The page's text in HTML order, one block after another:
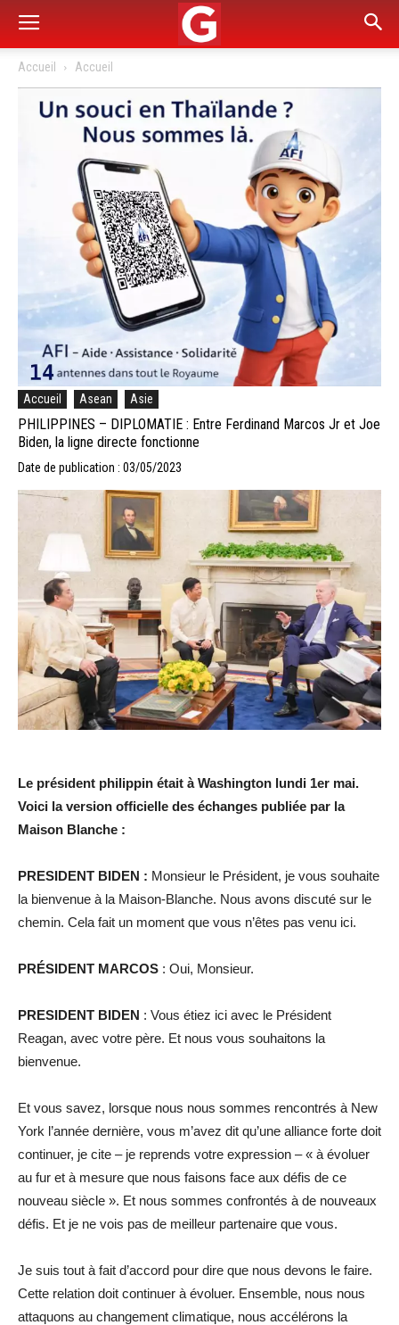
Accueil Accueil
Accueil Asean Asie
PHILIPPINES – DIPLOMATIE : Entre Ferdinand Marcos Jr et Joe
Biden, la ligne directe fonctionne
Date de publication : 03/05/2023
Le président philippin était à Washington lundi 1er mai.
Voici la version officielle des échanges publiée par la
Maison Blanche :
PRESIDENT BIDEN : Monsieur le Président, je vous souhaite
la bienvenue à la Maison-Blanche. Nous avons discuté sur le
chemin. Cela fait un moment que vous n’êtes pas venu ici.
PRÉSIDENT MARCOS : Oui, Monsieur.
PRESIDENT BIDEN : Vous étiez ici avec le Président
Reagan, avec votre père. Et nous vous souhaitons la
bienvenue.
Et vous savez, lorsque nous nous sommes rencontrés à New
York l’année dernière, vous m’avez dit qu’une alliance forte doit
continuer, je cite – je reprends votre expression – « à évoluer
au fur et à mesure que nous faisons face aux défis de ce
nouveau siècle ». Et nous sommes confrontés à de nouveaux
défis. Et je ne vois pas de meilleur partenaire que vous.
Je suis tout à fait d’accord pour dire que nous devons le faire.
Cette relation doit continuer à évoluer. Ensemble, nous nous
attaquons au changement climatique, nous accélérons la